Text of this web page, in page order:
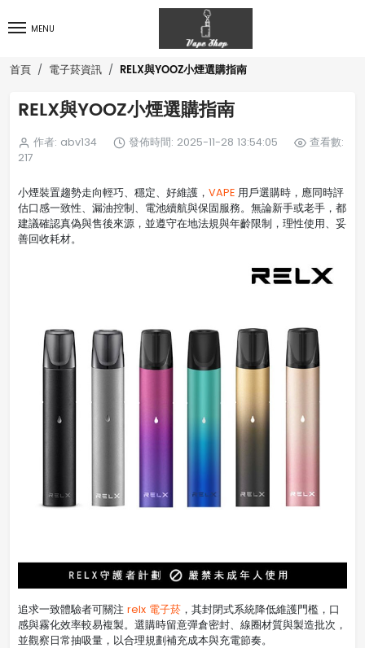
MENU
首頁 電子菸資訊 RELX與YOOZ小煙選購指南
RELX與YOOZ小煙選購指南
作者: abv134 發佈時間: 2025-11-28 13:54:05
查看數:
217
小煙裝置趨勢走向輕巧、穩定、好維護， VAPE 用戶選購時，應同時評
估口感一致性、漏油控制、電池續航與保固服務。無論新手或老手，都
建議確認真偽與售後來源，並遵守在地法規與年齡限制，理性使用、妥
善回收耗材。
追求一致體驗者可關注 relx 電子菸 ，其封閉式系統降低維護門檻，口
感與霧化效率較易複製。選購時留意彈倉密封、線圈材質與製造批次，
並觀察日常抽吸量，以合理規劃補充成本與充電節奏。